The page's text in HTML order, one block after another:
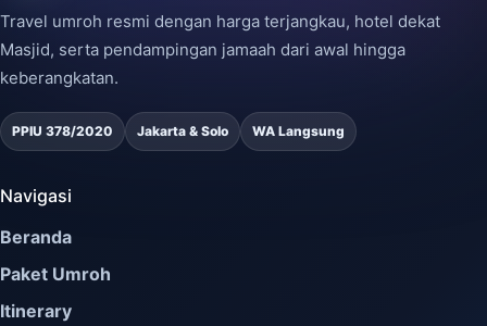
Travel umroh resmi dengan harga terjangkau, hotel dekat
Masjid, serta pendampingan jamaah dari awal hingga
keberangkatan.
PPIU 378/2020 Jakarta & Solo WA Langsung
Navigasi
Beranda
Paket Umroh
Itinerary